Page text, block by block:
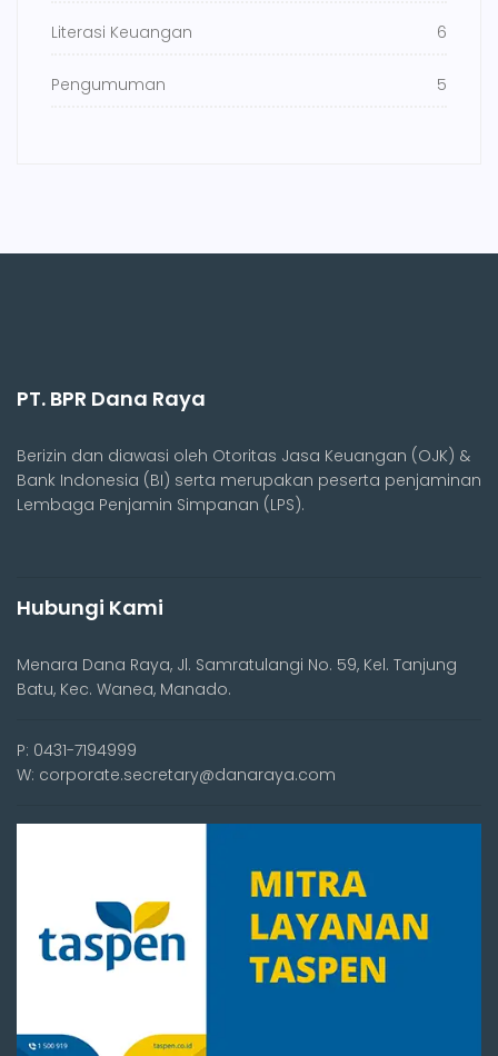
Literasi Keuangan 6
Pengumuman 5
PT. BPR Dana Raya
Berizin dan diawasi oleh Otoritas Jasa Keuangan (OJK) &
Bank Indonesia (BI) serta merupakan peserta penjaminan
Lembaga Penjamin Simpanan (LPS).
Hubungi Kami
Menara Dana Raya, Jl. Samratulangi No. 59, Kel. Tanjung
Batu, Kec. Wanea, Manado.
P: 0431-7194999
W: corporate.secretary@danaraya.com